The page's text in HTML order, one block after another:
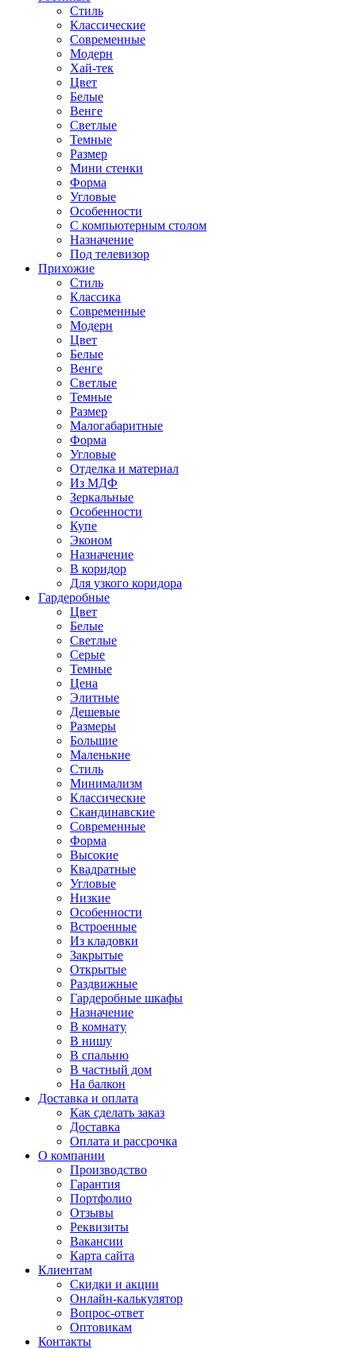
Стиль
Классические
Современные
Модерн
Хай-тек
Цвет
Белые
Венге
Светлые
Темные
Размер
Мини стенки
Форма
Угловые
Особенности
С компьютерным столом
Назначение
Под телевизор
Прихожие
Стиль
Классика
Современные
Модерн
Цвет
Белые
Венге
Светлые
Темные
Размер
Малогабаритные
Форма
Угловые
Отделка и материал
Из МДФ
Зеркальные
Особенности
Купе
Эконом
Назначение
В коридор
Для узкого коридора
Гардеробные
Цвет
Белые
Светлые
Серые
Темные
Цена
Элитные
Дешевые
Размеры
Большие
Маленькие
Стиль
Минимализм
Классические
Скандинавские
Современные
Форма
Высокие
Квадратные
Угловые
Низкие
Особенности
Встроенные
Из кладовки
Закрытые
Открытые
Раздвижные
Гардеробные шкафы
Назначение
В комнату
В нишу
В спальню
В частный дом
На балкон
Доставка и оплата
Как сделать заказ
Доставка
Оплата и рассрочка
О компании
Производство
Гарантия
Портфолио
Отзывы
Реквизиты
Вакансии
Карта сайта
Клиентам
Скидки и акции
Онлайн-калькулятор
Вопрос-ответ
Оптовикам
Контакты